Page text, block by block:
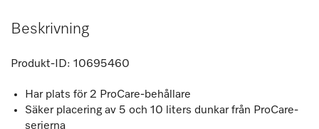
Beskrivning
Produkt-ID: 10695460
Har plats för 2 ProCare-behållare
Säker placering av 5 och 10 liters dunkar från ProCare-
serierna